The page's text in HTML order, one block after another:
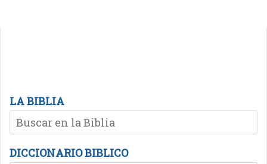
LA BIBLIA
DICCIONARIO BIBLICO